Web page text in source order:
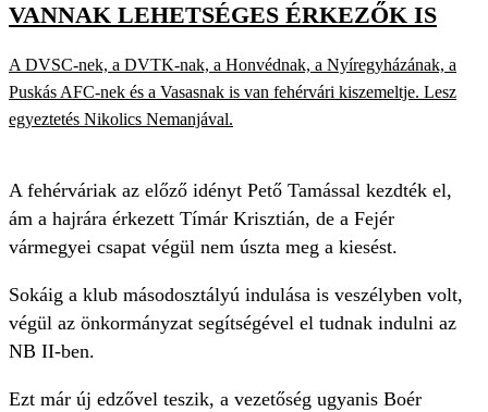
VANNAK LEHETSÉGES ÉRKEZŐK IS
A DVSC-nek, a DVTK-nak, a Honvédnak, a Nyíregyházának, a
Puskás AFC-nek és a Vasasnak is van fehérvári kiszemeltje. Lesz
egyeztetés Nikolics Nemanjával.
A fehérváriak az előző idényt Pető Tamással kezdték el,
ám a hajrára érkezett Tímár Krisztián, de a Fejér
vármegyei csapat végül nem úszta meg a kiesést.
Sokáig a klub másodosztályú indulása is veszélyben volt,
végül az önkormányzat segítségével el tudnak indulni az
NB II-ben.
Ezt már új edzővel teszik, a vezetőség ugyanis Boér